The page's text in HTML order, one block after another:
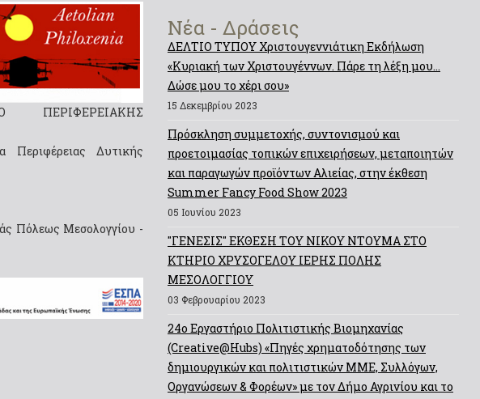
ΠΕΡΙΦΕΡΕΙΑΚΗΣ
Περιφέρειας Δυτικής
Πόλεως Μεσολογγίου -
Νέα - Δράσεις
ΔΕΛΤΙΟ ΤΥΠΟΥ Χριστουγεννιάτικη Εκδήλωση
«Κυριακή των Χριστουγέννων. Πάρε τη λέξη μου…
Δώσε μου το χέρι σου»
15 Δεκεμβρίου 2023
Πρόσκληση συμμετοχής, συντονισμού και
προετοιμασίας τοπικών επιχειρήσεων, μεταποιητών
και παραγωγών προϊόντων Αλιείας, στην έκθεση
Summer Fancy Food Show 2023
05 Ιουνίου 2023
"ΓΕΝΕΣΙΣ" ΕΚΘΕΣΗ ΤΟΥ ΝΙΚΟΥ ΝΤΟΥΜΑ ΣΤΟ
ΚΤΗΡΙΟ ΧΡΥΣΟΓΕΛΟΥ ΙΕΡΗΣ ΠΟΛΗΣ
ΜΕΣΟΛΟΓΓΙΟΥ
03 Φεβρουαρίου 2023
24ο Εργαστήριο Πολιτιστικής Βιομηχανίας
(Creative@Hubs) «Πηγές χρηματοδότησης των
δημιουργικών και πολιτιστικών ΜΜΕ, Συλλόγων,
Οργανώσεων & Φορέων» με τον Δήμο Αγρινίου και το